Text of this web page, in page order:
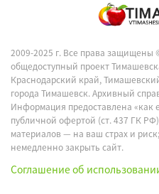
2009-2025 г. Все права защищены
общедоступный проект
Краснодарский край,
города Тимашевск. Архивный
Информация предоставлена «как
публичной офертой (ст. 437 ГК
материалов — на ваш страх и
немедленно закрыть сайт.
Соглашение об